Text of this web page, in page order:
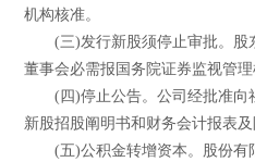
机构核准。
(三)发行新股须停止审批。股
董事会必需报国务院证券监视管理
(四)停止公告。公司经批准向
新股招股阐明书和财务会计报表及
(五)公积金转增资本。股份有